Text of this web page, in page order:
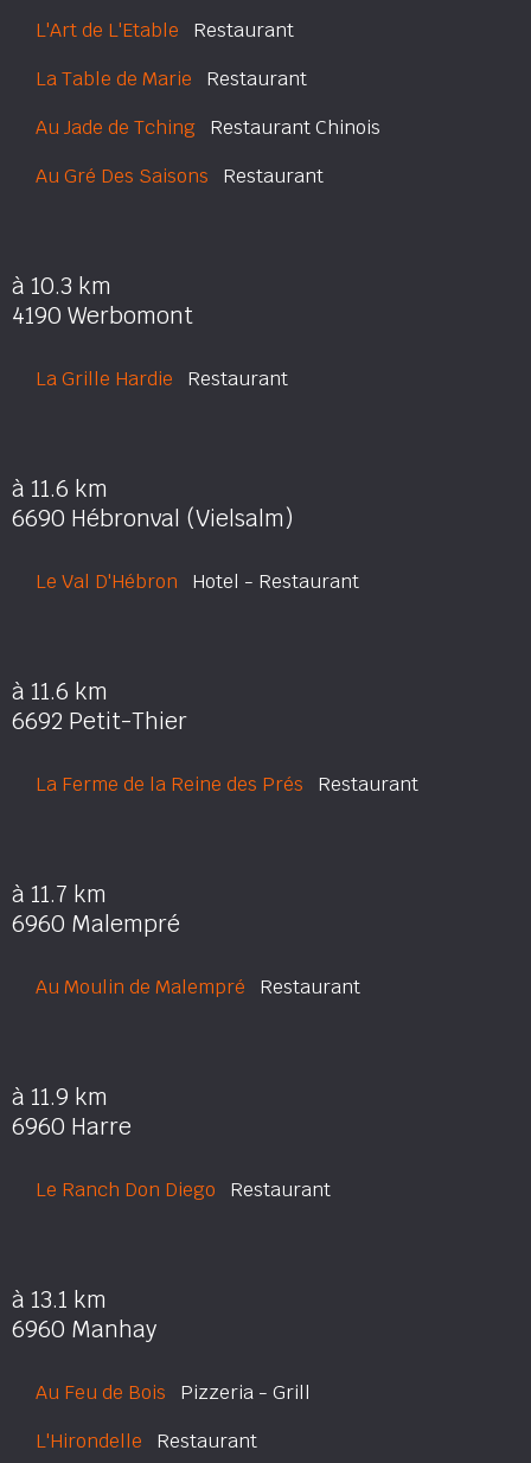
L'Art de L'Etable Restaurant
La Table de Marie Restaurant
Au Jade de Tching Restaurant Chinois
Au Gré Des Saisons Restaurant
à 10.3 km
4190 Werbomont
La Grille Hardie Restaurant
à 11.6 km
6690 Hébronval (Vielsalm)
Le Val D'Hébron Hotel - Restaurant
à 11.6 km
6692 Petit-Thier
La Ferme de la Reine des Prés Restaurant
à 11.7 km
6960 Malempré
Au Moulin de Malempré Restaurant
à 11.9 km
6960 Harre
Le Ranch Don Diego Restaurant
à 13.1 km
6960 Manhay
Au Feu de Bois Pizzeria - Grill
L'Hirondelle Restaurant